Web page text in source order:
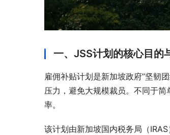
一、JSS计划的核心目的
雇佣补贴计划是新加坡政府”坚韧
压力，避免大规模裁员。不同于
率。
该计划由新加坡国内税务局（